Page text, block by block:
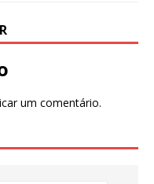
um comentário.